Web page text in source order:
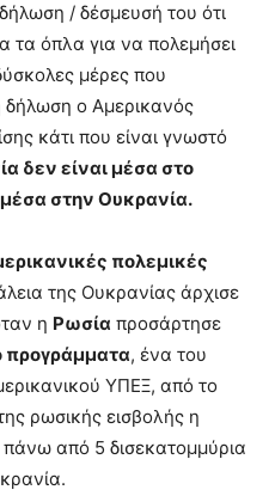
/ δέσμευσή του ότι
τα όπλα για να πολεμήσει
μέρες που
δήλωση ο Αμερικανός
κάτι που είναι γνωστό
δεν είναι μέσα στο
στην Ουκρανία.
πολεμικές
της Ουκρανίας άρχισε
η Ρωσία προσάρτησε
προγράμματα, ένα του
ΥΠΕΞ, από το
ρωσικής εισβολής η
πάνω από 5 δισεκατομμύρια